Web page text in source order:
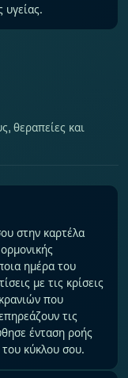
υγείας.
θεραπείες και
στην καρτέλα
ημέρα του
με τις κρίσεις
που
τις
ένταση ροής
του κύκλου σου.